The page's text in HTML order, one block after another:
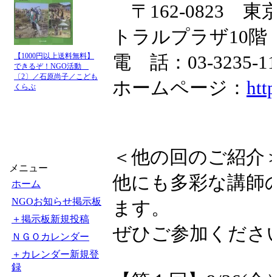
【1000円以上送料無料】
できるぞ！NGO活動
〔2〕／石原尚子／こども
くらぶ
メニュー
ホーム
NGOお知らせ掲示板
＋掲示板新規投稿
ＮＧＯカレンダー
＋カレンダー新規登
録
〒162-0823 東
トラルプラザ10階
電 話：03-3235-
ホームページ：
＜他の回のご紹介
他にも多彩な講
ます。
ぜひご参加くださ